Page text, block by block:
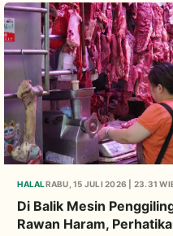
HALALRABU, 15 JULI 2026 | 23.31
Di Balik Mesin
Rawan Haram,